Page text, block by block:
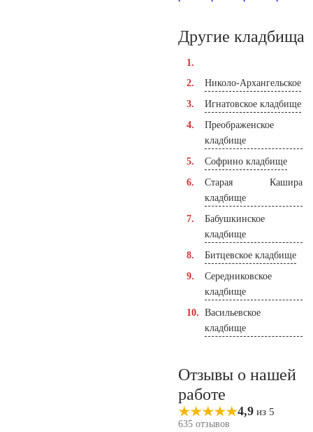
Другие кладбища
Николо-Архангельское
Игнатовское кладбище
Преображенское
кладбище
Софрино кладбище
Старая Кашира
кладбище
Бабушкинское
кладбище
Битцевское кладбище
Середниковское
кладбище
Васильевское
кладбище
Отзывы о нашей
работе
4,9 из 5
635 отзывов